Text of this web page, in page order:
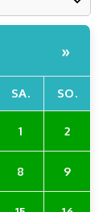
»
SA. SO.
1 2
8 9